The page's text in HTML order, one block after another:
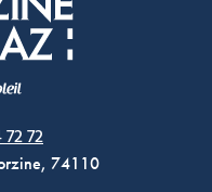
72
74110